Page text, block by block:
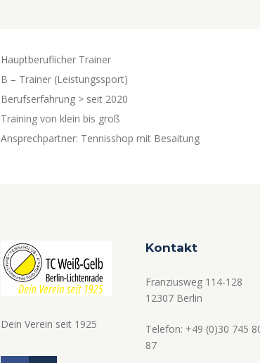
Hauptberuflicher Trainer
B – Trainer (Leistungssport)
Berufserfahrung > seit 2020
Training von klein bis groß
Ansprechpartner: Tennisshop mit Besaitung
Dein Verein seit 1925
Kontakt
Franziusweg 114-128
12307 Berlin
Telefon: +49 (0)30 745
87